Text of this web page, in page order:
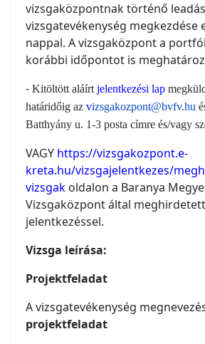
vizsgaközpontnak történő
vizsgatevékenység megkezdése
nappal. A vizsgaközpont a
korábbi időpontot is
- Kitöltött aláírt jelentkezési lap
határidőig az vizsgakozpont@bvfv.hu
Batthyány u. 1-3 posta címre és/vagy
VAGY https://vizsgakozpont.e-
kreta.hu/vizsgajelentkezes/
vizsgak oldalon a Baranya
Vizsgaközpont által
jelentkezéssel.
Vizsga leírása:
Projektfeladat
A vizsgatevékenység
projektfeladat